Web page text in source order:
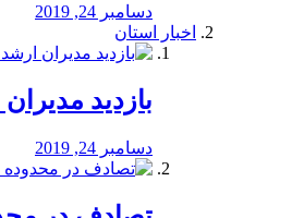
دسامبر 24, 2019
اخبار استان
بازدید
دسامبر 24, 2019